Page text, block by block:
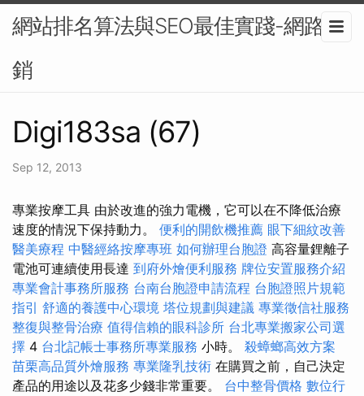
網站排名算法與SEO最佳實踐-網路行
銷
Digi183sa (67)
Sep 12, 2013
專業按摩工具 由於改進的強力電機，它可以在不降低治療
速度的情況下保持動力。 便利的開飲機推薦 眼下細紋改善
醫美療程 中醫經絡按摩專班 如何辦理台胞證 高容量鋰離子
電池可連續使用長達 到府外燴便利服務 牌位安置服務介紹
專業會計事務所服務 台南台胞證申請流程 台胞證照片規範
指引 舒適的養護中心環境 塔位規劃與建議 專業徵信社服務
整復與整骨治療 值得信賴的眼科診所 台北專業搬家公司選
擇 ​​4 台北記帳士事務所專業服務 小時。 殺蟑螂高效方案
苗栗高品質外燴服務 專業隆乳技術 在購買之前，自己決定
產品的用途以及花多少錢非常重要。 台中整骨價格 數位行